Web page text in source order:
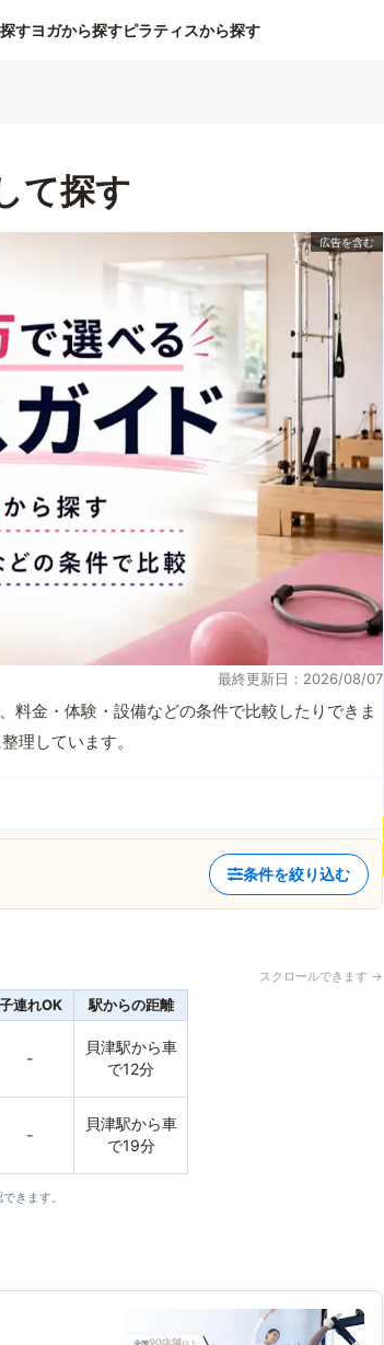
すヨガから探すピラティスから探す
て探す
最終更新日：2026/08/07
料金・体験・設備などの条件で比較したりできま
理しています。
条件を絞り込む
スクロールできます →
子連れOK 駅からの距離
-
貝津駅から車
で12分
-
貝津駅から車
で19分
きます。